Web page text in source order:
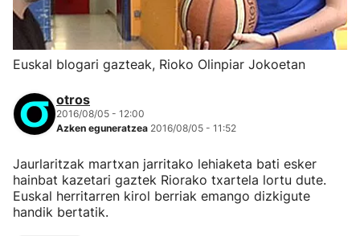
Euskal blogari gazteak, Rioko Olinpiar Jokoetan
otros
2016/08/05 - 12:00
Azken eguneratzea 2016/08/05 - 11:52
Jaurlaritzak martxan jarritako lehiaketa bati esker
hainbat kazetari gaztek Riorako txartela lortu dute.
Euskal herritarren kirol berriak emango dizkigute
handik bertatik.